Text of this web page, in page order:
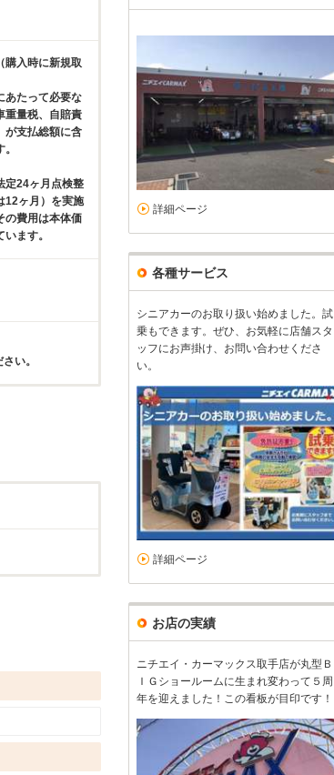
購入時に新規取
あたって必要な
重量税、自賠責
が支払総額に含
定24ヶ月点検整
12ヶ月）を実施
の費用は本体価
ます。
い。
詳細ページ
各種サービス
シニアカーのお取り扱い始めました。試
乗もできます。ぜひ、お気軽に店舗スタ
ッフにお声掛け、お問い合わせくださ
い。
詳細ページ
お店の実績
ニチエイ・カーマックス取手店が丸型Ｂ
ＩＧショールームに生まれ変わって５周
年を迎えました！この看板が目印です！